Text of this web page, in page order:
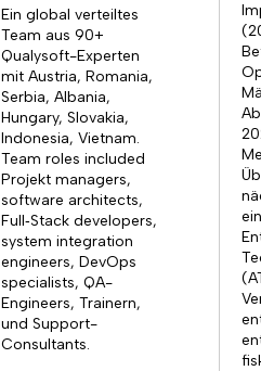
Ein global verteiltes
Team aus 90+
Qualysoft-Experten
mit Austria, Romania,
Serbia, Albania,
Hungary, Slovakia,
Indonesia, Vietnam.
Team roles included
Projekt managers,
software architects,
Full‑Stack developers,
system integration
engineers, DevOps
specialists, QA-
Engineers, Trainern,
und Support-
Consultants.